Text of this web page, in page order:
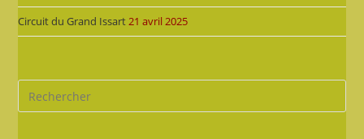
Circuit du Grand Issart21 avril 2025